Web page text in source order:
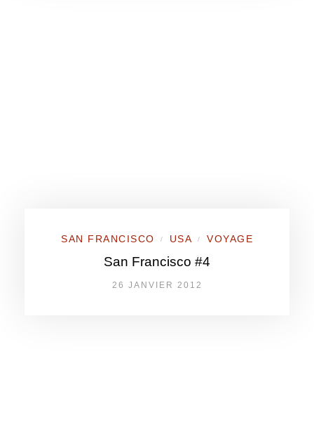
SAN FRANCISCO / USA / VOYAGE
San Francisco #4
26 JANVIER 2012